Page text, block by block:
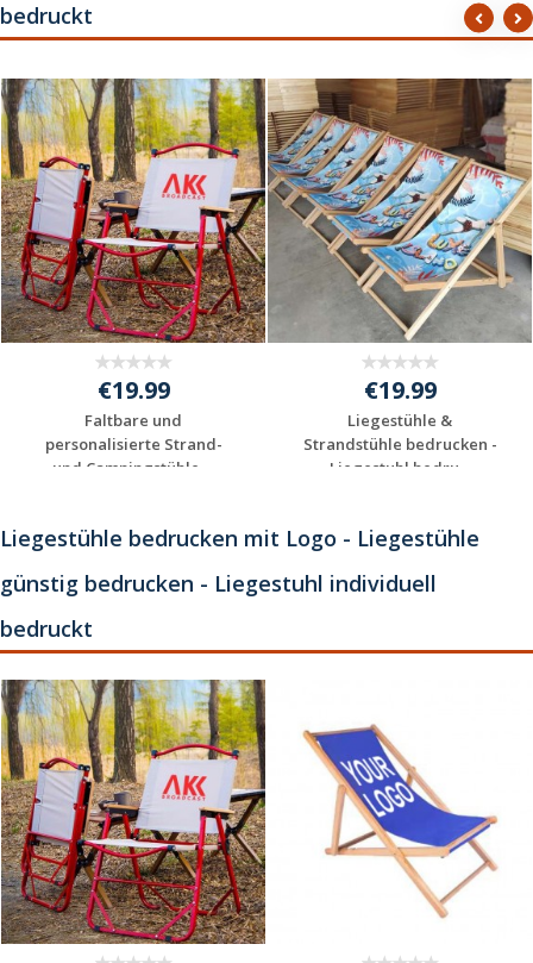
bedruckt
€19.99
Liegestühle &
Strandstühle bedrucken -
Liegestuhl bedru...
€19.99
Liegestühle &
Strandstühle bedrucken
Liegestuhl bedru...
Liegestühle bedrucken mit Logo - Liegestühle
günstig bedrucken - Liegestuhl individuell
bedruckt